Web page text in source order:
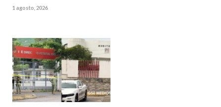
1 agosto, 2026